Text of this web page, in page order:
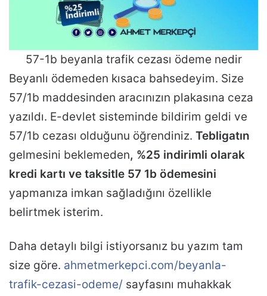
57-1b beyanla trafik cezası ödeme nedir
Beyanlı ödemeden kısaca bahsedeyim. Size
57/1b maddesinden aracınızın plakasına ceza
yazıldı. E-devlet sisteminde bildirim geldi ve
57/1b cezası olduğunu öğrendiniz. Tebligatın
gelmesini beklemeden, %25 indirimli olarak
kredi kartı ve taksitle 57 1b ödemesini
yapmanıza imkan sağladığını özellikle
belirtmek isterim.
Daha detaylı bilgi istiyorsanız bu yazım tam
size göre. ahmetmerkepci.com/beyanla-
trafik-cezasi-odeme/ sayfasını muhakkak